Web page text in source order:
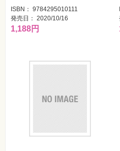
ISBN： 9784295010111
発売日： 2020/10/16
1,188円